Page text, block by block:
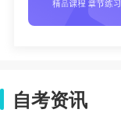
自考资讯